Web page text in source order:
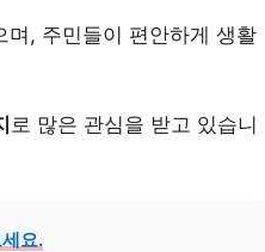
며, 주민들이 편안하게 생활
로 많은 관심을 받고 있습니
요.